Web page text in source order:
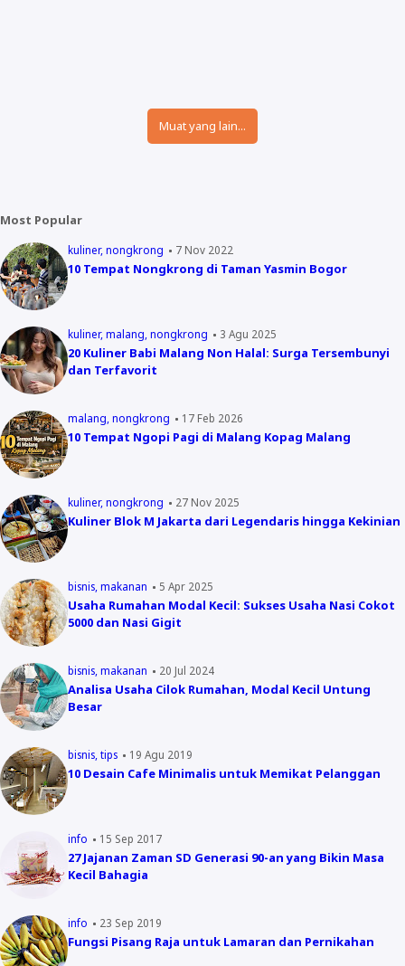
Muat yang lain...
Most Popular
kuliner nongkrong 7 Nov 2022
10 Tempat Nongkrong di Taman Yasmin Bogor
kuliner malang nongkrong 3 Agu 2025
20 Kuliner Babi Malang Non Halal: Surga Tersembunyi
dan Terfavorit
malang nongkrong 17 Feb 2026
10 Tempat Ngopi Pagi di Malang Kopag Malang
kuliner nongkrong 27 Nov 2025
Kuliner Blok M Jakarta dari Legendaris hingga Kekinian
bisnis makanan 5 Apr 2025
Usaha Rumahan Modal Kecil: Sukses Usaha Nasi Cokot
5000 dan Nasi Gigit
bisnis makanan 20 Jul 2024
Analisa Usaha Cilok Rumahan, Modal Kecil Untung
Besar
bisnis tips 19 Agu 2019
10 Desain Cafe Minimalis untuk Memikat Pelanggan
info 15 Sep 2017
27 Jajanan Zaman SD Generasi 90-an yang Bikin Masa
Kecil Bahagia
info 23 Sep 2019
Fungsi Pisang Raja untuk Lamaran dan Pernikahan